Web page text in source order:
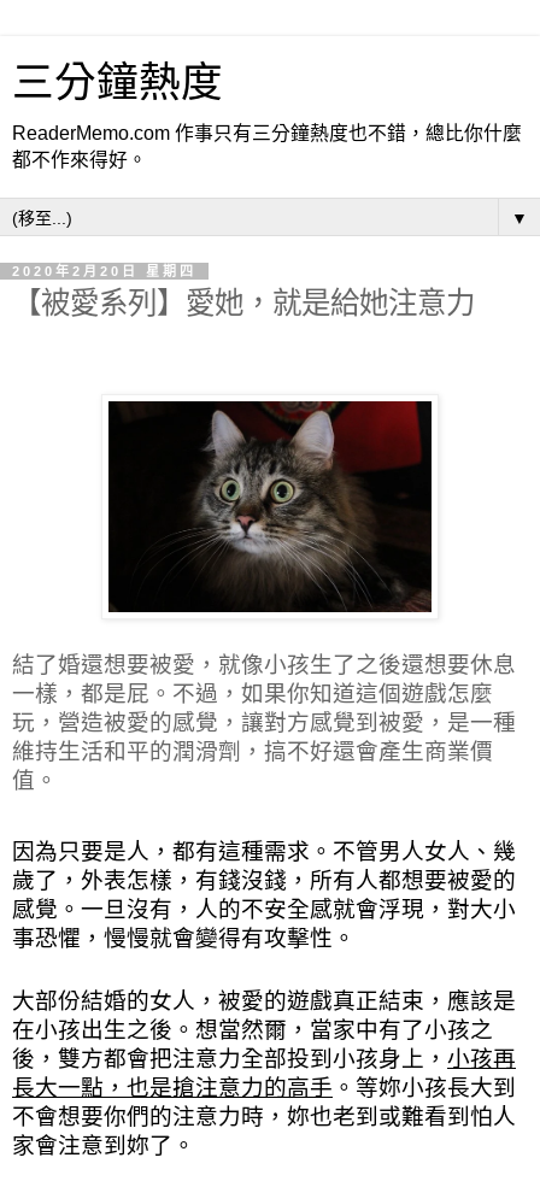
三分鐘熱度
ReaderMemo.com 作事只有三分鐘熱度也不錯，總比你什麼
都不作來得好。
▼
2020年2月20日 星期四
【被愛系列】愛她，就是給她注意力
結了婚還想要被愛，就像小孩生了之後還想要休息
一樣，都是屁。不過，如果你知道這個遊戲怎麼
玩，營造被愛的感覺，讓對方感覺到被愛，是一種
維持生活和平的潤滑劑，搞不好還會產生商業價
值。
因為只要是人，都有這種需求。不管男人女人、幾
歲了，外表怎樣，有錢沒錢，所有人都想要被愛的
感覺。一旦沒有，人的不安全感就會浮現，對大小
事恐懼，慢慢就會變得有攻擊性。
大部份結婚的女人，被愛的遊戲真正結束，應該是
在小孩出生之後。想當然爾，當家中有了小孩之
後，雙方都會把注意力全部投到小孩身上， 小孩再
長大一點，也是搶注意力的高手 。等妳小孩長大到
不會想要你們的注意力時，妳也老到或難看到怕人
家會注意到妳了。